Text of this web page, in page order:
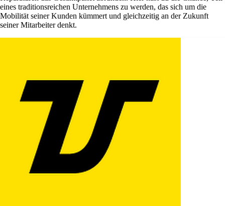
eines traditionsreichen Unternehmens zu werden, das sich um die
Mobilität seiner Kunden kümmert und gleichzeitig an der Zukunft
seiner Mitarbeiter denkt.